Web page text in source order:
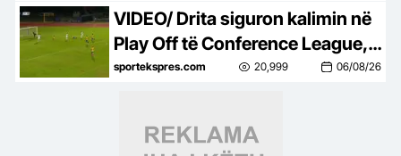
VIDEO/ Drita siguron kalimin në
Play Off të Conference League, e
mbyll me një ndeshje takimin
sportekspres.com 20,999 06/08/26